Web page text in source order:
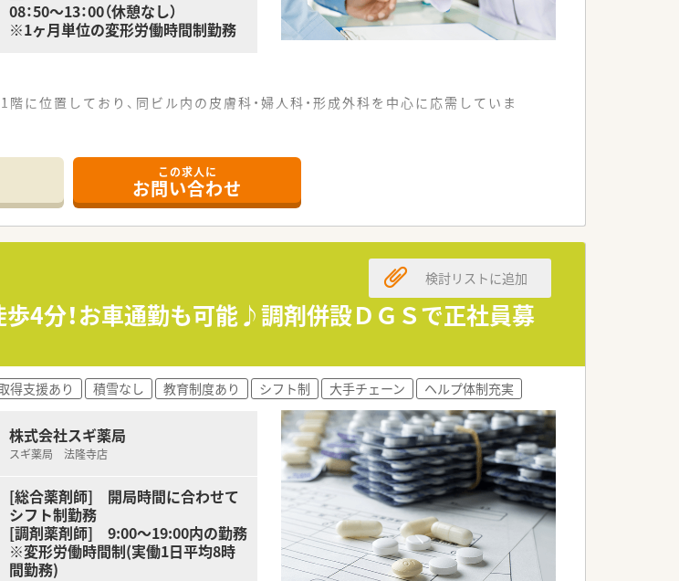
08：50～13：00（休憩なし）
※1ヶ月単位の変形労働時間制勤務
に位置しており、同ビル内の皮膚科・婦人科・形成外科を中心に応需していま
し合いながら効率的に業務を行っています。
ており、雰囲気の良い店舗です。
剤薬局です。
。
握できるようエリア毎に運営会社を分けています。
みを大切にしている薬局様です。
員アンケートで約8割が、入社の理由を「薬局の雰囲気の良さ」と回答。店舗数が
ン社員が多い調剤薬局様です。
転勤は原則なし！１店舗で腰を据えた勤務が可能♪
部付け薬剤師としっかりしたキャリアパスが可能！
可能です！
います。
短制度が活用できます！
た研修から管理薬剤師、マネージャー研修などそれぞれの段階に応じた研修制
この求人に
お問い合わせ
4分！お車通勤も可能♪調剤併設ＤＧＳで正社員募
検討リストに追加
得支援あり 積雪なし 教育制度あり シフト制 大手チェーン ヘルプ体制充実
株式会社スギ薬局
スギ薬局 法隆寺店
[総合薬剤師] 開局時間に合わせて
シフト制勤務
[調剤薬剤師] 9:00～19:00内の勤務
※変形労働時間制(実働1日平均8時
間勤務)